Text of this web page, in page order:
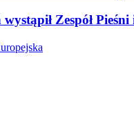
Zespół